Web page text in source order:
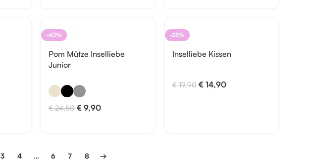
-60%
Pom Mütze Inselliebe
Junior
€24,50 € 9,90
-25%
Inselliebe Kissen
€19,90 €14,90
3 4 … 6 7 8 →